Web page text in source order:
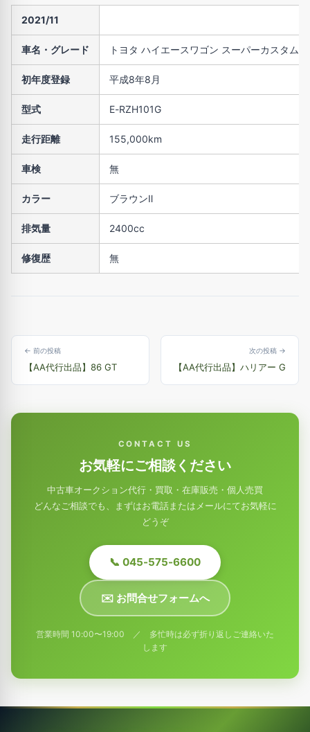
2021/11
車名・グレード トヨタ ハイエースワゴン スーパーカスタム
初年度登録 平成8年8月
型式 E-RZH101G
走行距離 155,000km
車検 無
カラー ブラウンⅡ
排気量 2400cc
修復歴 無
← 前の投稿
【AA代行出品】86 GT
次の投稿 →
【AA代行出品】ハリアー G
CONTACT US
お気軽にご相談ください
中古車オークション代行・買取・在庫販売・個人売買
どんなご相談でも、まずはお電話またはメールにてお気軽に
どうぞ
📞 045-575-6600
✉️ お問合せフォームへ
営業時間 10:00〜19:00 ／ 多忙時は必ず折り返しご連絡いた
します